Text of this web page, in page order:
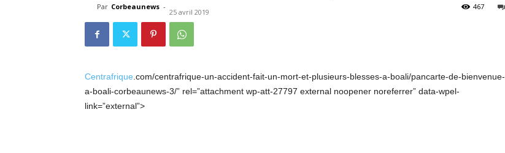
Par Corbeaunews -
25 avril 2019
467
Centrafrique .com/centrafrique-un-accident-fait-un-mort-et-plusieurs-blesses-a-boali/pancarte-de-bienvenue-
a-boali-corbeaunews-3/” rel=”attachment wp-att-27797 external noopener noreferrer” data-wpel-
link=”external”>